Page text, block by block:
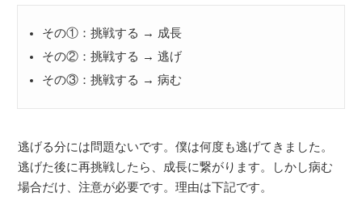
その①：挑戦する → 成長
その②：挑戦する → 逃げ
その③：挑戦する → 病む
逃げる分には問題ないです。僕は何度も逃げてきました。
逃げた後に再挑戦したら、成長に繋がります。しかし病む
場合だけ、注意が必要です。理由は下記です。